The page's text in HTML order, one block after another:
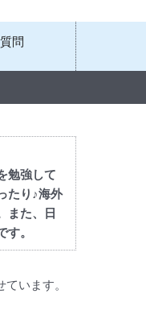
問
勉強して
たり♪海外
また、日
。
います。